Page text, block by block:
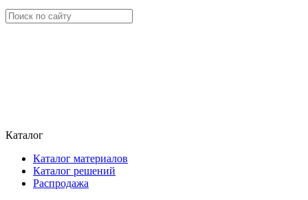
Каталог
Каталог материалов
Каталог решений
Распродажа